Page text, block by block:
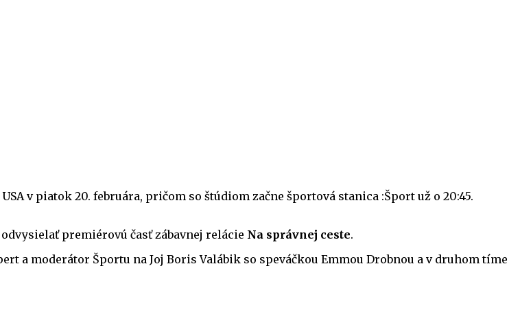
v piatok 20. februára, pričom so štúdiom začne športová stanica :Šport už o 20:45.
premiérovú časť zábavnej relácie Na správnej ceste.
a moderátor Športu na Joj Boris Valábik so speváčkou Emmou Drobnou a v druhom tíme